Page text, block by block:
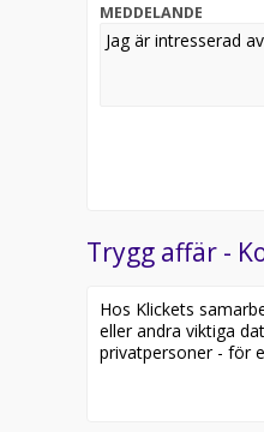
MEDDELANDE
Trygg affär -
Hos Klickets
eller andra viktiga
privatpersoner - för